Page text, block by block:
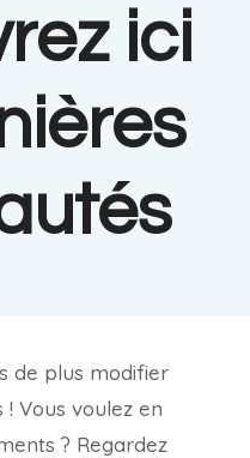
ici
de plus modifier
Vous voulez en
? Regardez